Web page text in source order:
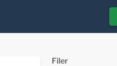
Filer